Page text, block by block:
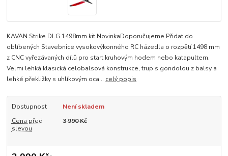
KAVAN Strike DLG 1498mm kit NovinkaDoporučujeme Přidat do
oblíbených Stavebnice vysokovýkonného RC házedla o rozpětí 1498 mm
z CNC vyřezávaných dílů pro start kruhovým hodem nebo katapultem.
Velmi lehká klasická celobalsová konstrukce, trup s gondolou z balsy a
lehké překližky s uhlíkovým oca... celý popis
Dostupnost
Není skladem
Cena před
slevou
3 990 Kč